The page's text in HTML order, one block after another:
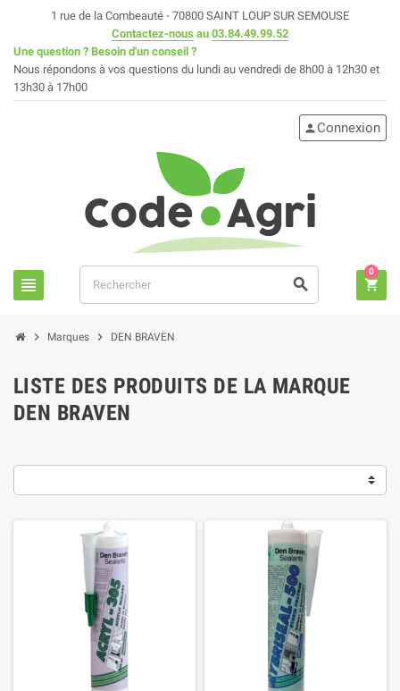
1 rue de la Combeauté - 70800 SAINT LOUP SUR SEMOUSE
Contactez-nous au 03.84.49.99.52
Une question ? Besoin d'un conseil ?
Nous répondons à vos questions du lundi au vendredi de 8h00 à 12h30 et
13h30 à 17h00
view_headline search
person Connexion
shopping_cart
0
chevron_right Marques chevron_right DEN BRAVEN
LISTE DES PRODUITS DE LA MARQUE
DEN BRAVEN